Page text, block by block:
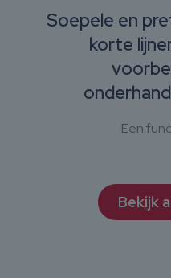
Soepele en
korte
Een
Bekijk